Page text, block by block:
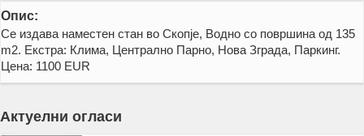
Опис:
Се издава наместен стан во Скопје, Водно со површина од 135
m2. Екстра: Клима, Централно Парно, Нова Зграда, Паркинг.
Цена: 1100 EUR
Актуелни огласи